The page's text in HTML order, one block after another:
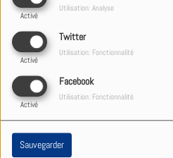
Activé
Utilisation: Analyse
Twitter
Activé
Utilisation: Fonctionnalité
Facebook
Activé
Utilisation: Fonctionnalité
Sauvegarder
21:04
1+1 feat.